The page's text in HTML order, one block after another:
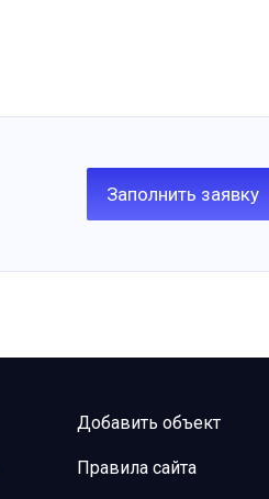
Заполнить заявку
Добавить объект
Правила сайта